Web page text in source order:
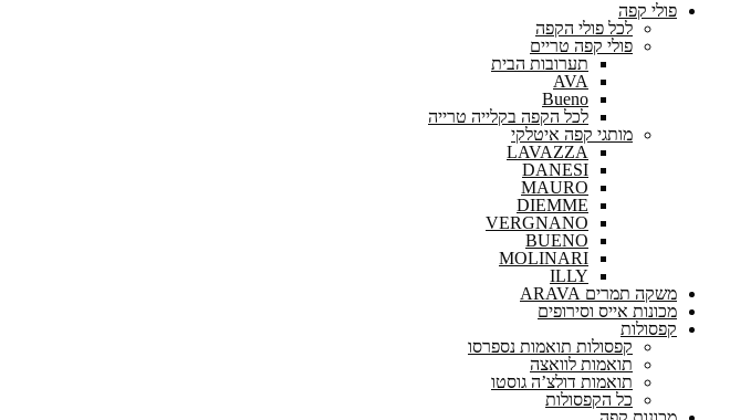
פולי קפה
לכל פולי הקפה
פולי קפה טריים
תערובות הבית
AVA
Bueno
לכל הקפה בקלייה טרייה
מותגי קפה איטלקי
LAVAZZA
DANESI
MAURO
DIEMME
VERGNANO
BUENO
MOLINARI
ILLY
משקה תמרים ARAVA
מכונות אייס וסירופים
קפסולות
קפסולות תואמות נספרסו
תואמות לוואצה
תואמות דולצ’ה גוסטו
כל הקפסולות